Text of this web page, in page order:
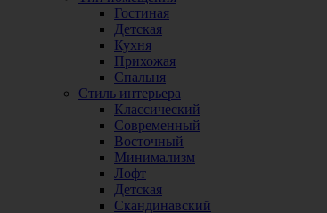
Гостиная
Детская
Кухня
Прихожая
Спальня
Стиль интерьера
Классический
Современный
Восточный
Минимализм
Лофт
Детская
Скандинавский